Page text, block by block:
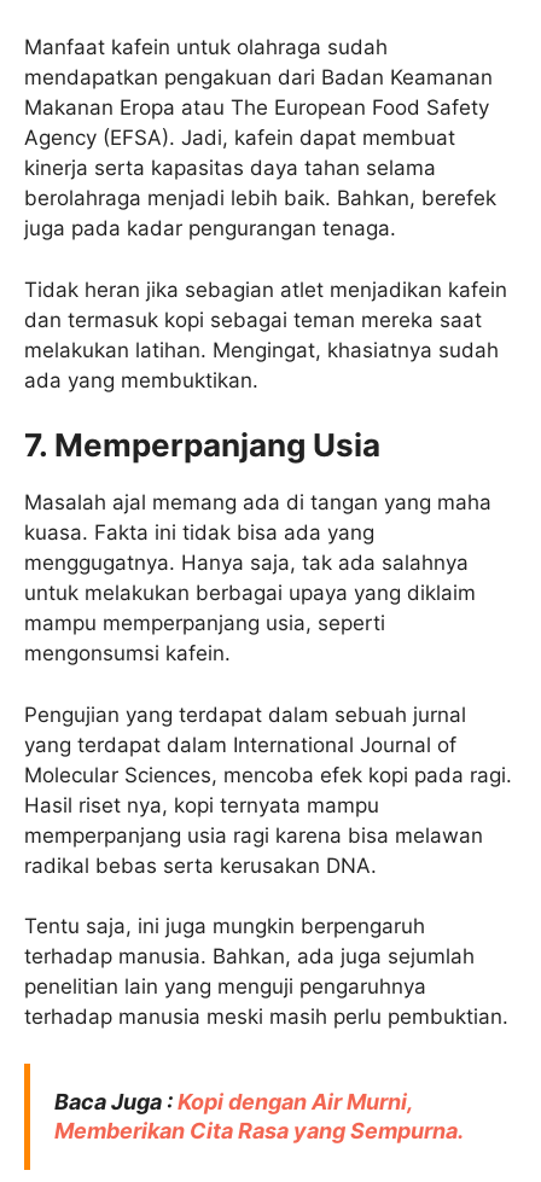
Manfaat kafein untuk olahraga sudah
mendapatkan pengakuan dari Badan Keamanan
Makanan Eropa atau The European Food Safety
Agency (EFSA). Jadi, kafein dapat membuat
kinerja serta kapasitas daya tahan selama
berolahraga menjadi lebih baik. Bahkan, berefek
juga pada kadar pengurangan tenaga.
Tidak heran jika sebagian atlet menjadikan kafein
dan termasuk kopi sebagai teman mereka saat
melakukan latihan. Mengingat, khasiatnya sudah
ada yang membuktikan.
7. Memperpanjang Usia
Masalah ajal memang ada di tangan yang maha
kuasa. Fakta ini tidak bisa ada yang
menggugatnya. Hanya saja, tak ada salahnya
untuk melakukan berbagai upaya yang diklaim
mampu memperpanjang usia, seperti
mengonsumsi kafein.
Pengujian yang terdapat dalam sebuah jurnal
yang terdapat dalam International Journal of
Molecular Sciences, mencoba efek kopi pada ragi.
Hasil riset nya, kopi ternyata mampu
memperpanjang usia ragi karena bisa melawan
radikal bebas serta kerusakan DNA.
Tentu saja, ini juga mungkin berpengaruh
terhadap manusia. Bahkan, ada juga sejumlah
penelitian lain yang menguji pengaruhnya
terhadap manusia meski masih perlu pembuktian.
Baca Juga :Kopi dengan Air Murni,
Memberikan Cita Rasa yang Sempurna.